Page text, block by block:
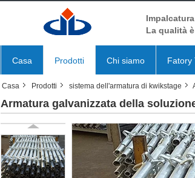
La qualità
Casa Prodotti Chi siamo Fatory
Casa Prodotti sistema dell'armatura di kwikstage
Armatura galvanizzata della